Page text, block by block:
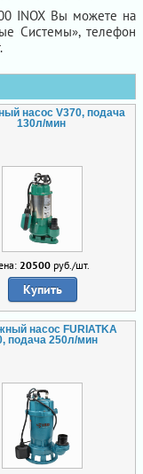
INOX Вы можете на
Системы», телефон
насос V370, подача
130л/мин
20500руб./шт.
Купить
насос FURIATKA
подача 250л/мин